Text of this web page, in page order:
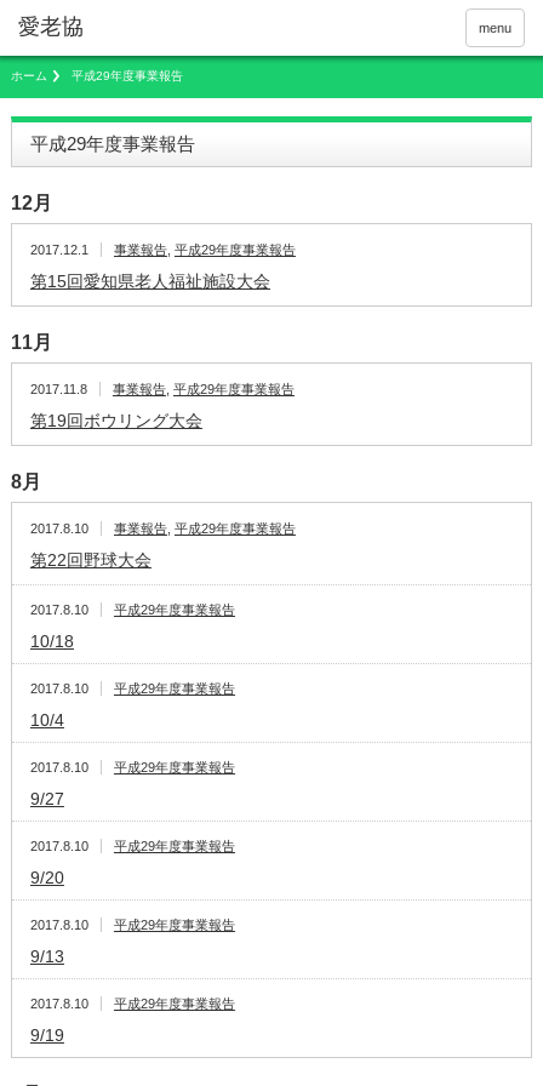
menu
ホーム 平成29年度事業報告
平成29年度事業報告
12月
2017.12.1 事業報告, 平成29年度事業報告
第15回愛知県老人福祉施設大会
11月
2017.11.8 事業報告, 平成29年度事業報告
第19回ボウリング大会
8月
2017.8.10 事業報告, 平成29年度事業報告
第22回野球大会
2017.8.10 平成29年度事業報告
10/18
2017.8.10 平成29年度事業報告
10/4
2017.8.10 平成29年度事業報告
9/27
2017.8.10 平成29年度事業報告
9/20
2017.8.10 平成29年度事業報告
9/13
2017.8.10 平成29年度事業報告
9/19